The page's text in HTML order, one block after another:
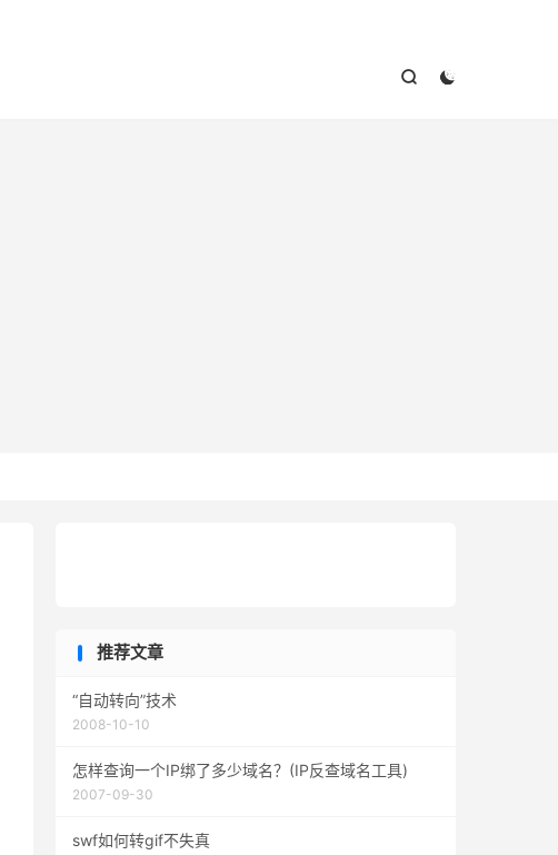


推荐文章
“自动转向”技术
2008-10-10
怎样查询一个IP绑了多少域名？(IP反查域名工具)
2007-09-30
swf如何转gif不失真